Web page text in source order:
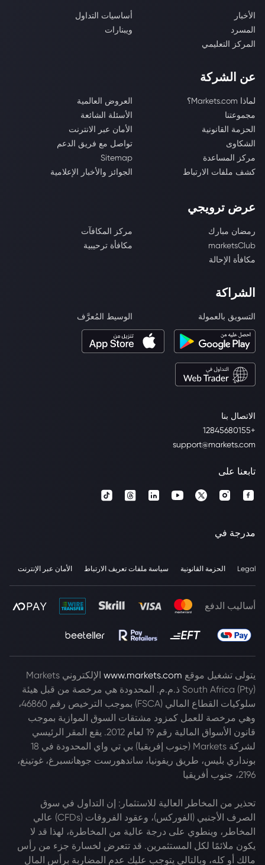
الاتصال بنا
+12845680155
support@markets.com
الأخبار
أساسيات التداول
المسرد
ويبنارات
المركز التعليمي
عن الشركة
لماذا Markets.com؟
العروض العالمية
مجموعتنا
الأسئلة الشائعة
الحزمة القانونية
الأمان عبر الانترنت
الشكاوى
تواصل مع فريق الدعم
مركز المساعدة
Sitemap
كشف ملفات الارتباط
الجوائز والأخبار الإعلامية
عرض ترويجي
رمضان مبارك
مركز المكافآت
marketsClub
مكافأة ترحيبية
مكافأة الإحالة
الشراكة
التسويق بالعمولة الوسيط المُعرَّف
تابعنا على
مدرجة في
Legal الحزمة القانونية سياسة ملفات تعريف الارتباط الأمان عبر الإنترنت
أساليب الدفع
يتولى تشغيل موقع www.markets.com
الإلكتروني Markets
South Africa (Pty) ذ.م.م. المحدودة هي مرخصة من قبل هيئة
سلوكيات القطاع المالي (FSCA) بموجب الترخيص رقم 46860،
وهي مرخصة للعمل كمزود مشتقات السوق الموازية بموجب
قانون الأسواق المالية رقم 19 لعام 2012. يقع المقر الرئيسي
لشركة Markets (جنوب إفريقيا) بي تي واي المحدودة في 18
بونداري بليس، طريق ريفونيا، ساندهورست جوهانسبرغ، غوتينغ،
2196، جنوب أفريقيا
تحذير من المخاطر العالية للاستثمار: إن التداول في سوق
الصرف الأجنبي (الفوركس)، وعقود الفروقات (CFDs) عالي
المخاطر، وينطوي على درجة عالية من المخاطرة، لهذا قد لا
يكون ملائمًا لكل المستثمرين. قد تتعرض لخسارة جزء من رأس
مالك أو كله، وبالتالي يتوجب عليك عدم المضاربة برأس المال